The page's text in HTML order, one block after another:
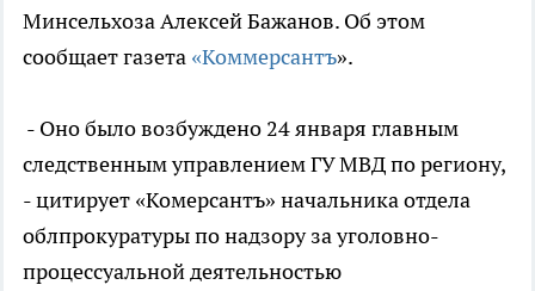
Минсельхоза Алексей Бажанов. Об этом
сообщает газета «Коммерсантъ».
- Оно было возбуждено 24 января главным
следственным управлением ГУ МВД по региону,
- цитирует «Комерсантъ» начальника отдела
облпрокуратуры по надзору за уголовно-
процессуальной деятельностью